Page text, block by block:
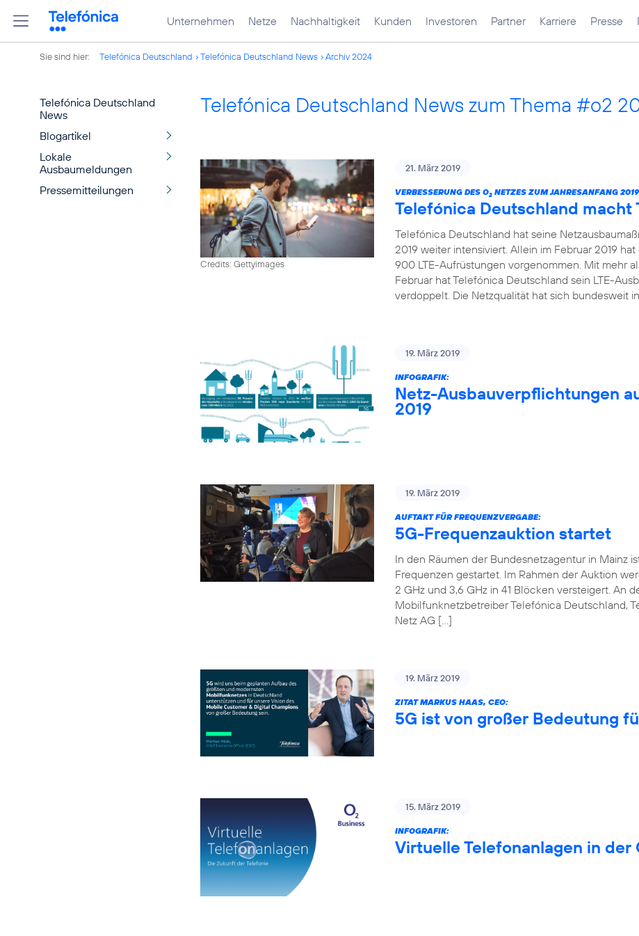
Unternehmen Netze Nachhaltigkeit Kunden Investoren Partner Karriere Presse
Sie sind hier: Telefónica Deutschland Telefónica Deutschland News Archiv 2024
Telefónica Deutschland
News
Blogartikel
Lokale
Ausbaumeldungen
Pressemitteilungen
Telefónica Deutschland News zum Thema #o2
Credits: Gettyimages
21. März 2019
VERBESSERUNG DES O2 NETZES ZUM JAHRESANFANG
Telefónica Deutschland macht
Telefónica Deutschland hat seine
2019 weiter intensiviert. Allein im Februar 2019
900 LTE-Aufrüstungen vorgenommen. Mit mehr
Februar hat Telefónica Deutschland sein LTE-
verdoppelt. Die Netzqualität hat sich bundesweit
19. März 2019
INFOGRAFIK:
Netz-Ausbauverpflichtungen
2019
19. März 2019
AUFTAKT FÜR FREQUENZVERGABE:
5G-Frequenzauktion startet
In den Räumen der Bundesnetzagentur in Mainz
Frequenzen gestartet. Im Rahmen der Auktion
2 GHz und 3,6 GHz in 41 Blöcken versteigert. An
Mobilfunknetzbetreiber Telefónica Deutschland,
Netz AG […]
19. März 2019
ZITAT MARKUS HAAS, CEO:
5G ist von großer Bedeutung
15. März 2019
INFOGRAFIK:
Virtuelle Telefonanlagen in der